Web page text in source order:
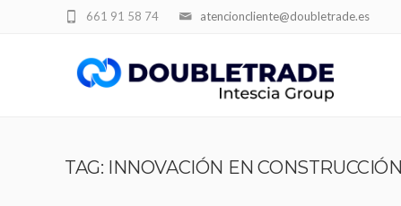
atencioncliente@doubletrade.es
661 91 58 74
TAG: INNOVACIÓN EN CONSTRUCCIÓN